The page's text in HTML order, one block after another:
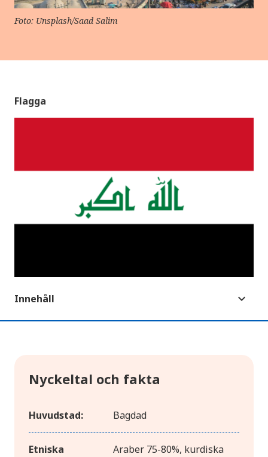
Foto: Unsplash/Saad Salim
Flagga
Innehåll
Nyckeltal och fakta
Huvudstad: Bagdad
Etniska
Araber 75-80%, kurdiska